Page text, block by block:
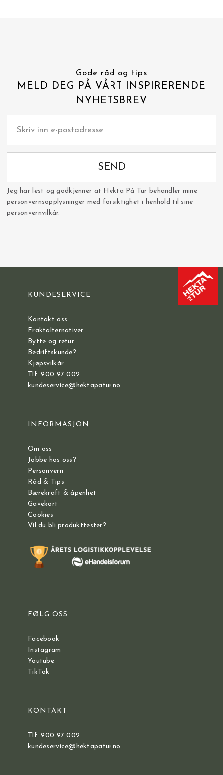
Gode råd og tips
MELD DEG PÅ VÅRT INSPIRERENDE
NYHETSBREV
SEND
Jeg har lest og godkjenner at Hekta På Tur behandler mine
personvernsopplysninger med forsiktighet i henhold til sine
personvernvilkår.
KUNDESERVICE
Kontakt oss
Fraktalternativer
Bytte og retur
Bedriftskunde?
Kjøpsvilkår
Tlf: 900 97 002
kundeservice@hektapatur.no
INFORMASJON
Om oss
Jobbe hos oss?
Personvern
Råd & Tips
Bærekraft & åpenhet
Gavekort
Cookies
Vil du bli produkttester?
FØLG OSS
Facebook
Instagram
Youtube
TikTok
KONTAKT
Tlf: 900 97 002
kundeservice@hektapatur.no